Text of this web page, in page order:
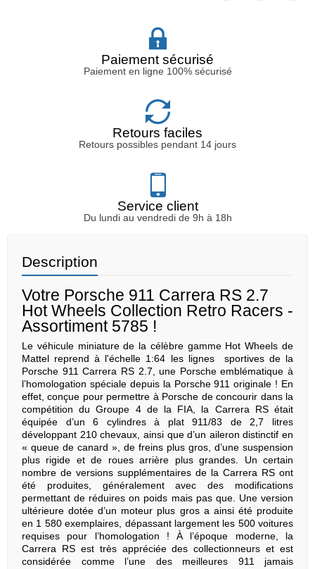
Paiement sécurisé
Paiement en ligne 100% sécurisé
Retours faciles
Retours possibles pendant 14 jours
Service client
Du lundi au vendredi de 9h à 18h
Description
Votre Porsche 911 Carrera RS 2.7
Hot Wheels Collection Retro Racers -
Assortiment 5785 !
Le véhicule miniature de la célèbre gamme Hot Wheels de
Mattel reprend à l'échelle 1:64 les lignes sportives de la
Porsche 911 Carrera RS 2.7, une Porsche emblématique à
l’homologation spéciale depuis la Porsche 911 originale ! En
effet, conçue pour permettre à Porsche de concourir dans la
compétition du Groupe 4 de la FIA, la Carrera RS était
équipée d’un 6 cylindres à plat 911/83 de 2,7 litres
développant 210 chevaux, ainsi que d’un aileron distinctif en
« queue de canard », de freins plus gros, d’une suspension
plus rigide et de roues arrière plus grandes. Un certain
nombre de versions supplémentaires de la Carrera RS ont
été produites, généralement avec des modifications
permettant de réduires on poids mais pas que. Une version
ultérieure dotée d’un moteur plus gros a ainsi été produite
en 1 580 exemplaires, dépassant largement les 500 voitures
requises pour l’homologation ! À l’époque moderne, la
Carrera RS est très appréciée des collectionneurs et est
considérée comme l’une des meilleures 911 jamais